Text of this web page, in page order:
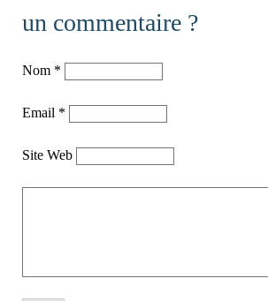
un commentaire ?
Nom *
Email *
Site Web